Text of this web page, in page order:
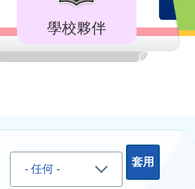
學校夥伴